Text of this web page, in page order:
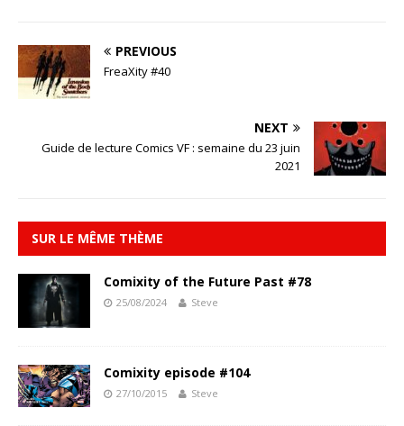
PREVIOUS
FreaXity #40
NEXT
Guide de lecture Comics VF : semaine du 23 juin
2021
SUR LE MÊME THÈME
Comixity of the Future Past #78
25/08/2024 Steve
Comixity episode #104
27/10/2015 Steve